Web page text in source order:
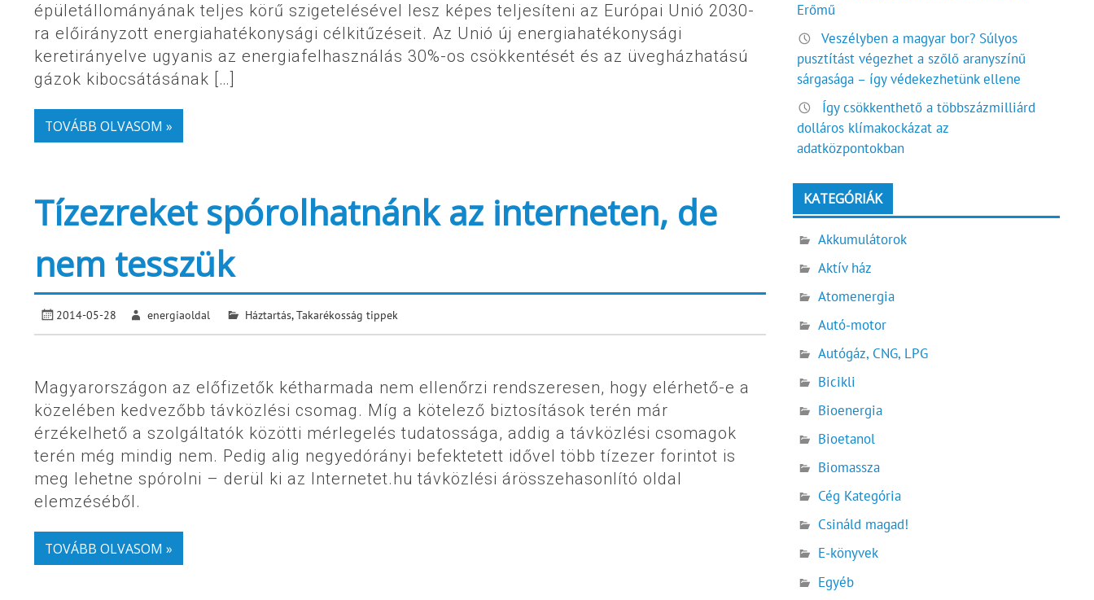
épületállományának teljes körű szigetelésével lesz képes teljesíteni az Európai Unió 2030-
ra előirányzott energiahatékonysági célkitűzéseit. Az Unió új energiahatékonysági
keretirányelve ugyanis az energiafelhasználás 30%-os csökkentését és az üvegházhatású
gázok kibocsátásának […]
TOVÁBB OLVASOM »
Tízezreket spórolhatnánk az interneten, de
nem tesszük
2014-05-28 energiaoldal Háztartás,Takarékosság tippek
Magyarországon az előfizetők kétharmada nem ellenőrzi rendszeresen, hogy elérhető-e a
közelében kedvezőbb távközlési csomag. Míg a kötelező biztosítások terén már
érzékelhető a szolgáltatók közötti mérlegelés tudatossága, addig a távközlési csomagok
terén még mindig nem. Pedig alig negyedórányi befektetett idővel több tízezer forintot is
meg lehetne spórolni – derül ki az Internetet.hu távközlési árösszehasonlító oldal
elemzéséből.
TOVÁBB OLVASOM »
Erőmű
Veszélyben a magyar bor? Súlyos
pusztítást végezhet a szőlő aranyszínű
sárgasága – így védekezhetünk ellene
Így csökkenthető a többszázmilliárd
dolláros klímakockázat az
adatközpontokban
KATEGÓRIÁK
Akkumulátorok
Aktív ház
Atomenergia
Autó-motor
Autógáz, CNG, LPG
Bicikli
Bioenergia
Bioetanol
Biomassza
Cég Kategória
Csináld magad!
E-könyvek
Egyéb